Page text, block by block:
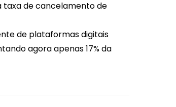
taxa de cancelamento de
de plataformas digitais
agora apenas 17% da